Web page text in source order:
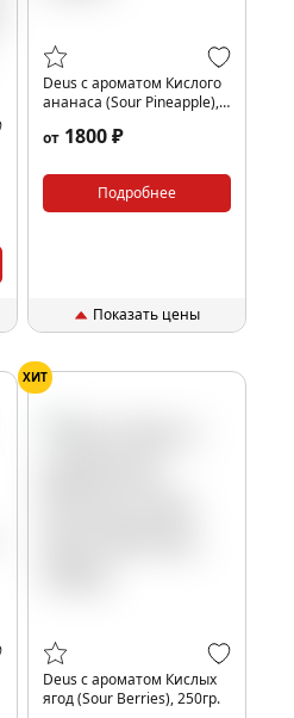
Deus с ароматом Кислого
ананаса (Sour Pineapple),
от 1800 ₽
Подробнее
Показать цены
ХИТ
Deus с ароматом Кислых
ягод (Sour Berries), 250гр.